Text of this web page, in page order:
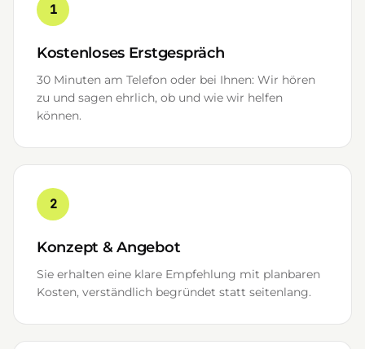
1
Kostenloses Erstgespräch
30 Minuten am Telefon oder bei Ihnen: Wir hören
zu und sagen ehrlich, ob und wie wir helfen
können.
2
Konzept & Angebot
Sie erhalten eine klare Empfehlung mit planbaren
Kosten, verständlich begründet statt seitenlang.